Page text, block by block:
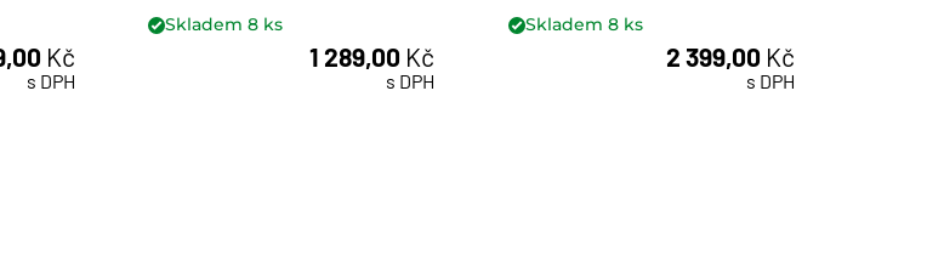
Kč
s DPH
Skladem8 ks
1 289,00 Kč
s DPH
Skladem 8ks
2 399,00 Kč
s DPH